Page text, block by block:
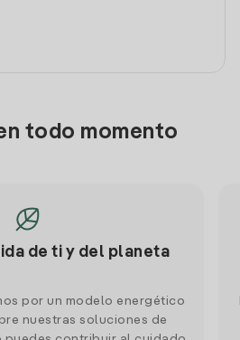
todo momento
de ti y del planeta
por un modelo energético
nuestras soluciones de